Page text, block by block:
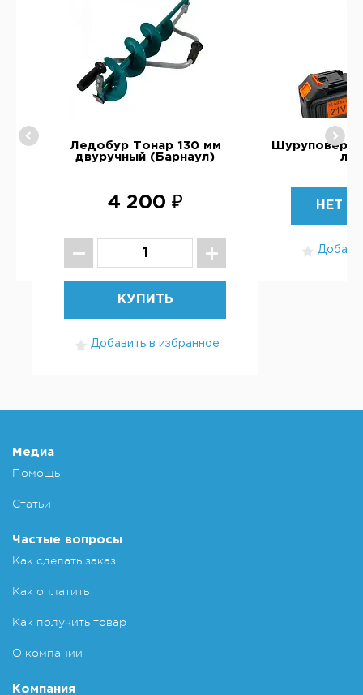
Ледобур Тонар 130 мм
двуручный (Барнаул)
4 200 ₽
КУПИТЬ
Добавить в избранное
Шуруповерт
НЕТ В
Медиа
Помощь
Статьи
Частые вопросы
Как сделать заказ
Как оплатить
Как получить товар
О компании
Компания